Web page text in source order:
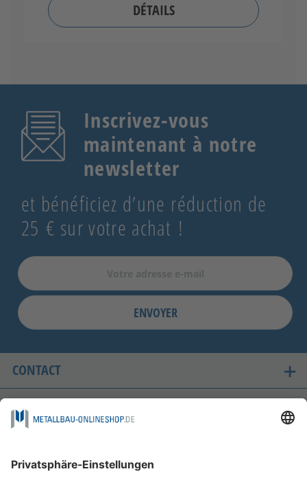
DÉTAILS
Inscrivez-vous
maintenant à notre
newsletter
et bénéficiez d’une réduction de
25 € sur votre achat !
ENVOYER
CONTACT
LES PAYS OÙ NOUS LIVRONS